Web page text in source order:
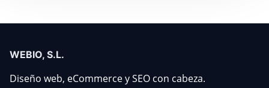
WEBIO, S.L.
Diseño web, eCommerce y SEO con cabeza.